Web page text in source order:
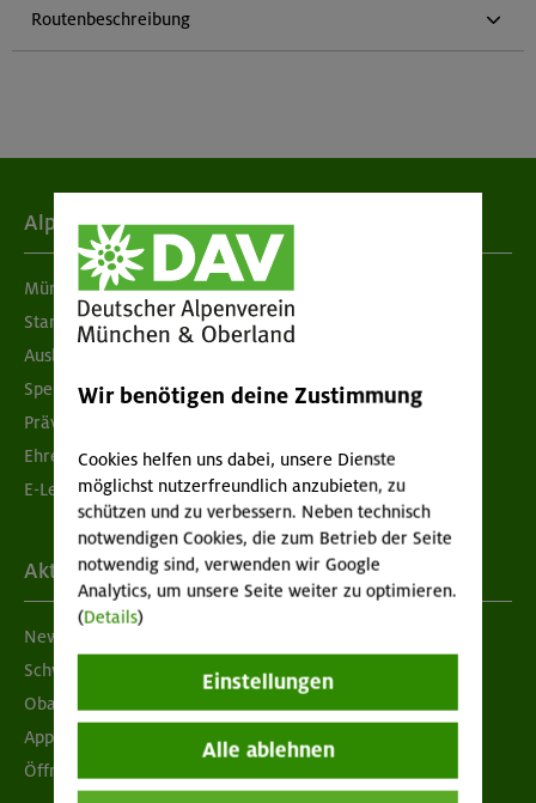
Routenbeschreibung
Alpenverein
München & Oberland
Standorte
Ausbildung & Jobs
Spenden
Prävention sexualisierter Gewalt
Ehrenamtsbörse
E-Learning
Aktuelles
Newsletter
Schwarzes Brett
Obacht geben!
App "Mein DAV+"
Öffnungszeiten
Wir benötigen deine Zustimmung
Cookies helfen uns dabei, unsere Dienste
möglichst nutzerfreundlich anzubieten, zu
schützen und zu verbessern. Neben technisch
notwendigen Cookies, die zum Betrieb der Seite
notwendig sind, verwenden wir Google
Analytics, um unsere Seite weiter zu optimieren.
(Details)
Einstellungen
Alle ablehnen